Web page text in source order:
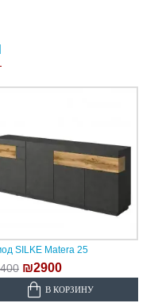
SILKE Matera 25
₪2900
В КОРЗИНУ